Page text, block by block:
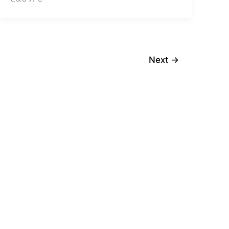
Next →